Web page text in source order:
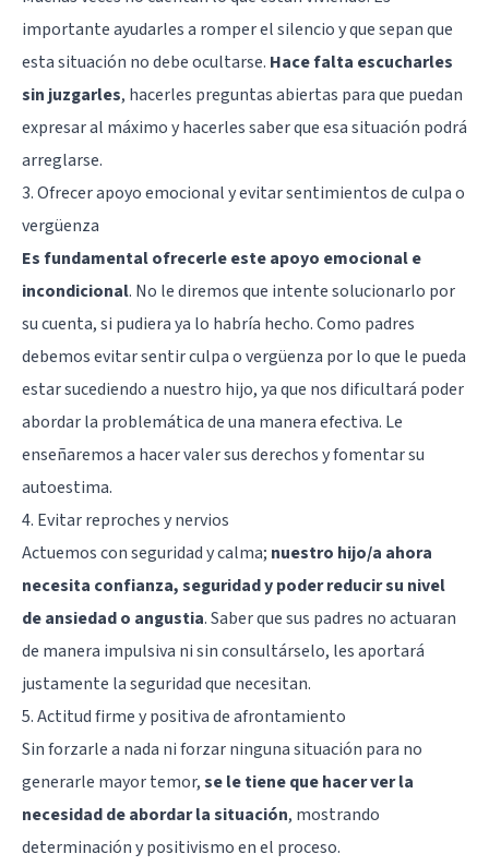
importante ayudarles a romper el silencio y que sepan que
esta situación no debe ocultarse. Hace falta escucharles
sin juzgarles, hacerles preguntas abiertas para que puedan
expresar al máximo y hacerles saber que esa situación podrá
arreglarse.
3. Ofrecer apoyo emocional y evitar sentimientos de culpa o
vergüenza
Es fundamental ofrecerle este apoyo emocional e
incondicional. No le diremos que intente solucionarlo por
su cuenta, si pudiera ya lo habría hecho. Como padres
debemos evitar sentir culpa o vergüenza por lo que le pueda
estar sucediendo a nuestro hijo, ya que nos dificultará poder
abordar la problemática de una manera efectiva. Le
enseñaremos a hacer valer sus derechos y fomentar su
autoestima.
4. Evitar reproches y nervios
Actuemos con seguridad y calma; nuestro hijo/a ahora
necesita confianza, seguridad y poder reducir su nivel
de ansiedad o angustia. Saber que sus padres no actuaran
de manera impulsiva ni sin consultárselo, les aportará
justamente la seguridad que necesitan.
5. Actitud firme y positiva de afrontamiento
Sin forzarle a nada ni forzar ninguna situación para no
generarle mayor temor,se le tiene que hacer ver la
necesidad de abordar la situación, mostrando
determinación y positivismo en el proceso.